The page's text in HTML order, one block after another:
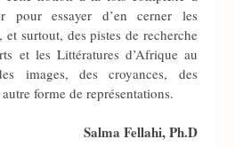
pour essayer d’en cerner les
surtout, des pistes de recherche
et les Littératures d’Afrique au
images, des croyances, des
forme de représentations.
Salma Fellahi, Ph.D